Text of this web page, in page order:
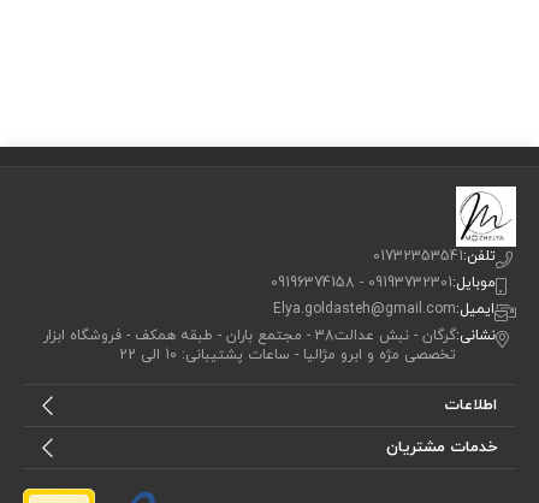
تلفن:01732353541
موبایل:09193732301 - 09196374158
ایمیل:Elya.goldasteh@gmail.com
نشانی:
گرگان - نبش عدالت38 - مجتمع باران - طبقه همکف - فروشگاه ابزار
تخصصی مژه و ابرو مژالیا - ساعات پشتیبانی: 10 الی 22
اطلاعات
خدمات مشتریان